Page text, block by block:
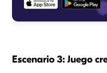
Escenario 3: Juego